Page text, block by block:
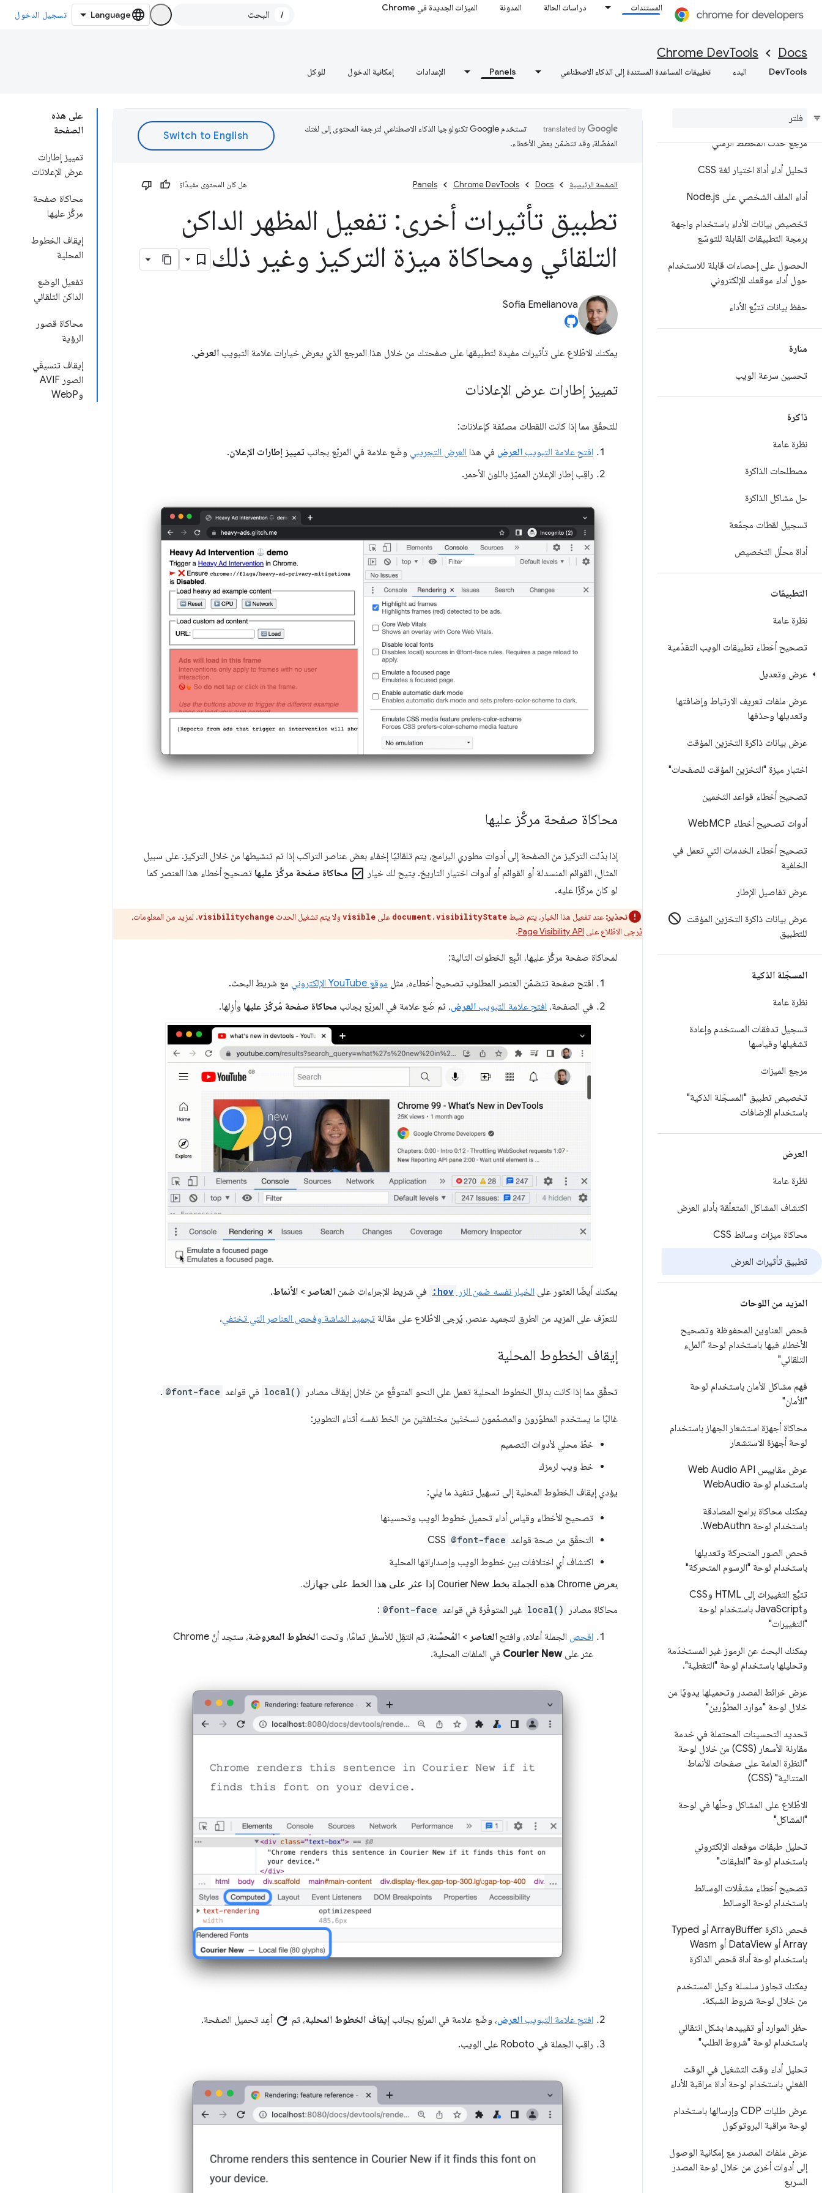
المستندات دراسات الحالة المدونة الميزات الجديدة في Chrome
/ تسجيل الدخول
Docs
Chrome DevTools
DevTools البدء تطبيقات المساعدة المستندة إلى الذكاء الاصطناعي Panels الإعدادات إمكانية الدخول للوكل
نظرة عامة
تحليل أداء وقت التشغيل
إضافة تعليقات توضيحية إلى نتائج
مرجع الميزات
مرجع حدث المخطط الزمني
تحليل أداء أداة اختيار لغة CSS
أداء الملف الشخصي على Node .js
تخصيص بيانات الأداء باستخدام واجهة
برمجة التطبيقات القابلة للتوسّع
الحصول على إحصاءات قابلة للاستخدام
حول أداء موقعك الإلكتروني
حفظ بيانات تتبُّع الأداء
منارة
تحسين سرعة الويب
ذاكرة
نظرة عامة
مصطلحات الذاكرة
حل مشاكل الذاكرة
تسجيل لقطات مجمّعة
أداة محلّل التخصيص
التطبيقات
نظرة عامة
تصحيح أخطاء تطبيقات الويب التقدّمية
عرض وتعديل
عرض ملفات تعريف الارتباط وإضافتها
وتعديلها وحذفها
عرض بيانات ذاكرة التخزين المؤقت
اختبار ميزة "التخزين المؤقت للصفحات"
تصحيح أخطاء قواعد التخمين
أدوات تصحيح أخطاء Web MCP
تصحيح أخطاء الخدمات التي تعمل في
الخلفية
عرض تفاصيل الإطار
عرض بيانات ذاكرة التخزين المؤقت
للتطبيق
المسجّلة الذكية
نظرة عامة
تسجيل تدفقات المستخدم وإعادة
تشغيلها وقياسها
مرجع الميزات
تخصيص تطبيق "المسجّلة الذكية"
باستخدام الإضافات
العرض
نظرة عامة
اكتشاف المشاكل المتعلّقة بأداء العرض
محاكاة ميزات وسائط CSS
تطبيق تأثيرات العرض
المزيد من اللوحات
فحص العناوين المحفوظة وتصحيح
الأخطاء فيها باستخدام لوحة "الملء
التلقائي"
فهم مشاكل الأمان باستخدام لوحة
"الأمان"
محاكاة أجهزة استشعار الجهاز باستخدام
لوحة أجهزة الاستشعار
عرض مقاييس Web Audio API
باستخدام لوحة Web Audio
يمكنك محاكاة برامج المصادقة
باستخدام لوحة Web Authn
.
فحص الصور المتحركة وتعديلها
باستخدام لوحة "الرسوم المتحركة"
تتبُّع التغييرات إلى HTML وCSS
وJava
Script باستخدام لوحة
"التغييرات"
يمكنك البحث عن الرموز غير المستخدَمة
وتحليلها باستخدام لوحة "التغطية".
عرض خرائط المصدر وتحميلها يدويًا من
خلال لوحة "موارد المطوِّرين"
تحديد التحسينات المحتملة في خدمة
مقارنة الأسعار (CSS) من خلال لوحة
"النظرة العامة على صفحات الأنماط
المتتالية" (CSS)
الاطّلاع على المشاكل وحلّها في لوحة
"المشاكل"
تحليل طبقات موقعك الإلكتروني
باستخدام لوحة "الطبقات"
تصحيح أخطاء مشغّلات الوسائط
باستخدام لوحة الوسائط
فحص ذاكرة Array Buffer أو Typed
Array أو Data
View أو Wasm
باستخدام لوحة أداة فحص الذاكرة
يمكنك تجاوز سلسلة وكيل المستخدم
من خلال لوحة شروط الشبكة.
حظر الموارد أو تقييدها بشكل انتقائي
باستخدام لوحة "شروط الطلب"
تحليل أداء وقت التشغيل في الوقت
الفعلي باستخدام لوحة أداة مراقبة الأداء
عرض طلبات CDP وإرسالها باستخدام
لوحة مراقبة البروتوكول
عرض ملفات المصدر مع إمكانية الوصول
إلى أدوات أخرى من خلال لوحة المصدر
السريع
على هذه
الصفحة
تمييز إطارات
عرض الإعلانات
محاكاة صفحة
مركَّز عليها
إيقاف الخطوط
المحلية
تفعيل الوضع
الداكن التلقائي
محاكاة قصور
الرؤية
إيقاف تنسيقَي
الصور AVIF
وWebP
تستخدم Google تكنولوجيا الذكاء الاصطناعي لترجمة المحتوى إلى لغتك
المفضّلة، وقد تتضمّن بعض الأخطاء.
الصفحة الرئيسية Docs
Chrome DevTools
Panels هل كان المحتوى مفيدًا؟
تطبيق تأثيرات أخرى: تفعيل المظهر الداكن
التلقائي ومحاكاة ميزة التركيز وغير ذلك
Sofia Emelianova
يمكنك الاطّلاع على تأثيرات مفيدة لتطبيقها على صفحتك من خلال هذا المرجع الذي يعرض خيارات علامة التبويب العرض.
تمييز إطارات عرض الإعلانات
للتحقّق مما إذا كانت اللقطات مصنّفة كإعلانات:
افتح علامة التبويب العرض في هذا العرض التجريبي وضَع علامة في المربّع بجانب تمييز إطارات الإعلان.
راقِب إطار الإعلان المميّز باللون الأحمر.
محاكاة صفحة مركَّز عليها
إذا بدّلت التركيز من الصفحة إلى أدوات مطوري البرامج، يتم تلقائيًا إخفاء بعض عناصر التراكب إذا تم تنشيطها من خلال التركيز. على سبيل
المثال، القوائم المنسدلة أو القوائم أو أدوات اختيار التاريخ. يتيح لك خيار check_box محاكاة صفحة مركَّز عليها تصحيح أخطاء هذا العنصر كما
لو كان مركّزًا عليه.
تحذير: عند تفعيل هذا الخيار، يتم ضبط document.visibilityState على visible ولا يتم تشغيل الحدث visibilitychange. لمزيد من المعلومات،
يُرجى الاطّلاع على Page Visibility API
.
لمحاكاة صفحة مركَّز عليها، اتّبِع الخطوات التالية:
افتح صفحة تتضمّن العنصر المطلوب تصحيح أخطاءه، مثل موقع YouTube الإلكتروني
مع شريط البحث.
في الصفحة، افتح علامة التبويب العرض، ثم ضَع علامة في المربّع بجانب محاكاة صفحة مُركّز عليها وأزِلها.
يمكنك أيضًا العثور على الخيار نفسه ضمن الزر :hov في شريط الإجراءات ضمن العناصر > الأنماط.
للتعرّف على المزيد من الطرق لتجميد عنصر، يُرجى الاطّلاع على مقالة تجميد الشاشة وفحص العناصر التي تختفي.
إيقاف الخطوط المحلية
تحقَّق مما إذا كانت بدائل الخطوط المحلية تعمل على النحو المتوقّع من خلال إيقاف مصادر local() في قواعد @font-face
.
غالبًا ما يستخدم المطوّرون والمصمّمون نسختَين مختلفتَين من الخط نفسه أثناء التطوير:
خطّ محلي لأدوات التصميم
خط ويب لرمزك
يؤدي إيقاف الخطوط المحلية إلى تسهيل تنفيذ ما يلي:
تصحيح الأخطاء وقياس أداء تحميل خطوط الويب وتحسينها
التحقّق من صحة قواعد @font-face
اكتشاف أي اختلافات بين خطوط الويب وإصداراتها المحلية
يعرض Chrome هذه الجملة بخط Courier New إذا عثر على هذا الخط على جهازك.
محاكاة مصادر local() غير المتوفّرة في قواعد @font-face
:
افحص الجملة أعلاه، وافتح العناصر > المُحسَّنة، ثم انتقِل للأسفل تمامًا، وتحت الخطوط المعروضة
، ستجد أنّ Chrome
عثر علىCourier New في الملفات المحلية.
افتح علامة التبويب العرض، وضَع علامة في المربّع بجانب إيقاف الخطوط المحلية، ثم refresh أعِد تحميل الصفحة.
راقِب الجملة في Roboto على الويب.